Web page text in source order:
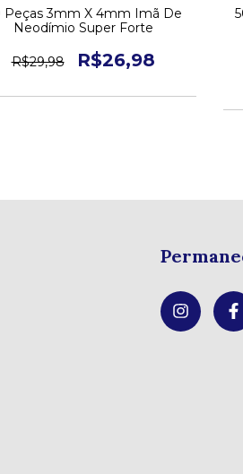
Peças 3mm X 4mm Imã De
Neodímio Super Forte
R$29,98 R$26,98